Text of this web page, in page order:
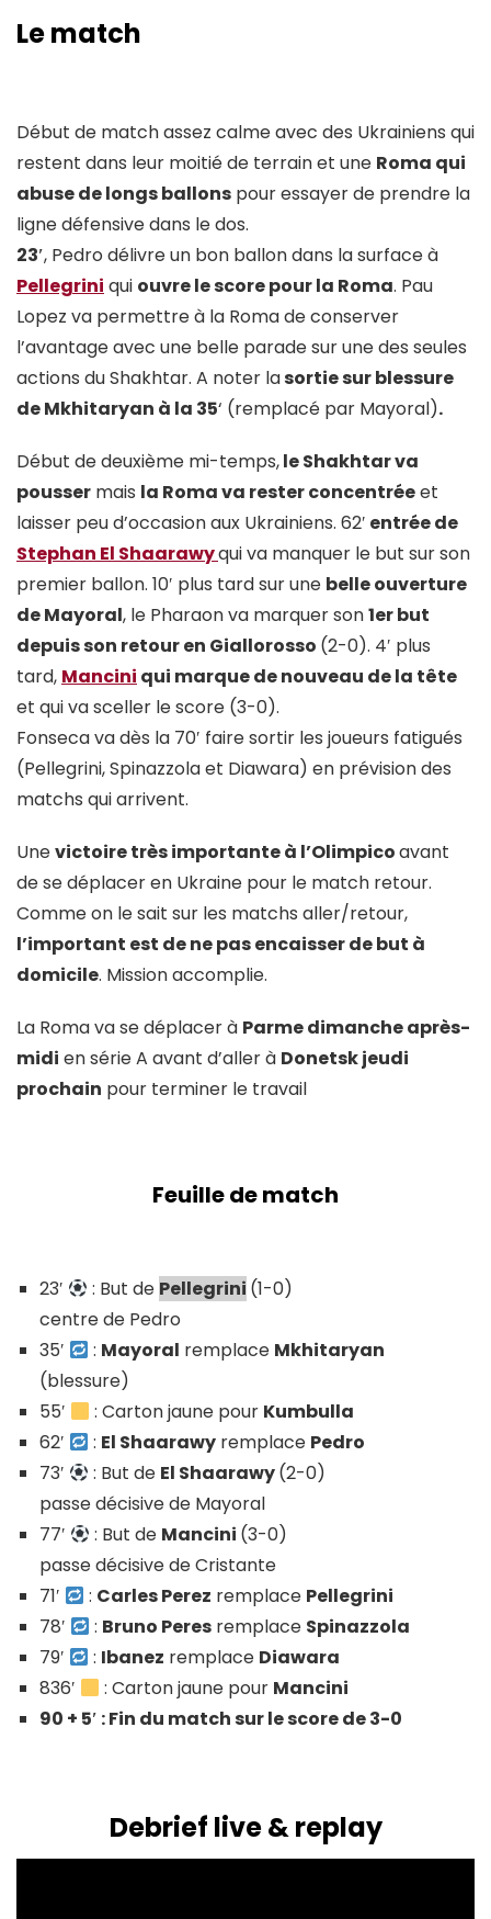
Le match
Début de match assez calme avec des Ukrainiens qui
restent dans leur moitié de terrain et une Roma qui
abuse de longs ballons pour essayer de prendre la
ligne défensive dans le dos.
23′, Pedro délivre un bon ballon dans la surface à
Pellegrini qui ouvre le score pour la Roma. Pau
Lopez va permettre à la Roma de conserver
l’avantage avec une belle parade sur une des seules
actions du Shakhtar. A noter lasortie sur blessure
de Mkhitaryan à la 35‘ (remplacé par Mayoral).
Début de deuxième mi-temps,le Shakhtar va
pousser mais la Roma va rester concentréeet
laisser peu d’occasion aux Ukrainiens. 62′ entrée de
Stephan El Shaarawyqui va manquer le but sur son
premier ballon. 10′ plus tard sur une belle ouverture
de Mayoral, le Pharaon va marquer son1er but
depuis son retour en Giallorosso (2-0). 4′ plus
tard, Mancini qui marque de nouveau de la tête
et qui va sceller le score (3-0).
Fonseca va dès la 70′ faire sortir les joueurs fatigués
(Pellegrini, Spinazzola et Diawara) en prévision des
matchs qui arrivent.
Unevictoire très importante à l’Olimpicoavant
de se déplacer en Ukraine pour le match retour.
Comme on le sait sur les matchs aller/retour,
l’important est de ne pas encaisser de but à
domicile. Mission accomplie.
La Roma va se déplacer à Parme dimanche après-
midi en série A avant d’aller à Donetsk jeudi
prochain pour terminer le travail
Feuille de match
23′ : But de Pellegrini (1-0)
centre de Pedro
35′
: Mayoral remplace Mkhitaryan
(blessure)
55′
: Carton jaune pour Kumbulla
62′
: El Shaarawy remplace Pedro
73′
: But de El Shaarawy(2-0)
passe décisive de Mayoral
77′
: But de Mancini (3-0)
passe décisive de Cristante
71′
: Carles Perez remplace Pellegrini
78′
: Bruno Peres remplace Spinazzola
79′
: Ibanez remplace Diawara
836′
: Carton jaune pour Mancini
90 + 5′ : Fin du match sur le score de 3-0
Debrief live & replay